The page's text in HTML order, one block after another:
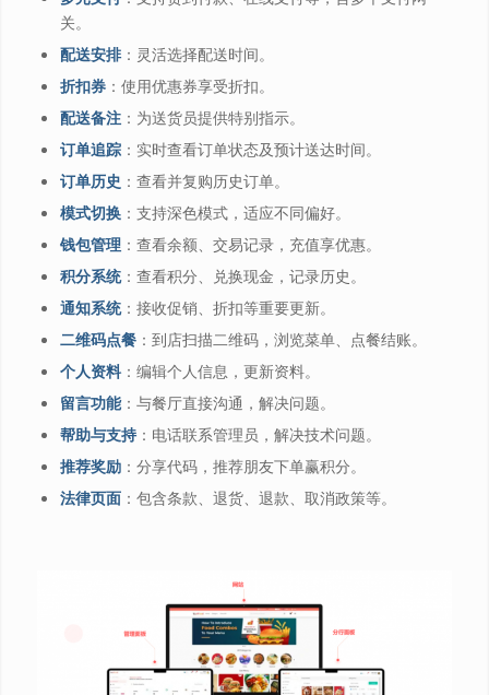
关。
配送安排：灵活选择配送时间。
折扣券：使用优惠券享受折扣。
配送备注：为送货员提供特别指示。
订单追踪：实时查看订单状态及预计送达时间。
订单历史 ：查看并复购历史订单。
模式切换：支持深色模式，适应不同偏好。
钱包管理：查看余额、交易记录，充值享优惠。
积分系统：查看积分、兑换现金，记录历史。
通知系统：接收促销、折扣等重要更新。
二维码点餐：到店扫描二维码，浏览菜单、点餐结账。
个人资料：编辑个人信息，更新资料。
留言功能：与餐厅直接沟通，解决问题。
帮助与支持：电话联系管理员，解决技术问题。
推荐奖励：分享代码，推荐朋友下单赢积分。
法律页面：包含条款、退货、退款、取消政策等。